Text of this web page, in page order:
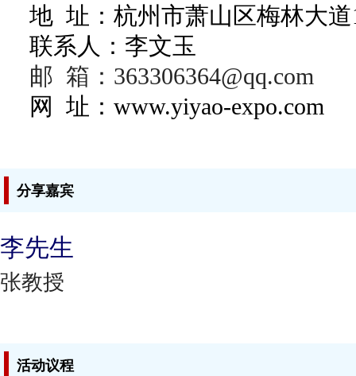
地 址：杭州市萧山区梅林大道
联系人：李文玉
邮 箱：363306364@qq.com
网 址：www.yiyao-expo.com
分享嘉宾
李先生
张教授
活动议程